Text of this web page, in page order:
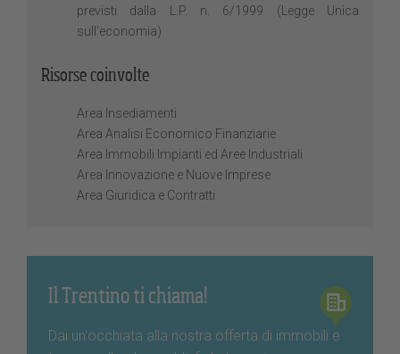
previsti dalla L.P. n. 6/1999 (Legge Unica
sull'economia)
Risorse coinvolte
Area Insediamenti
Area Analisi Economico Finanziarie
Area Immobili Impianti ed Aree Industriali
Area Innovazione e Nuove Imprese
Area Giuridica e Contratti
Il Trentino ti chiama!
Dai un'occhiata alla nostra offerta di immobili e